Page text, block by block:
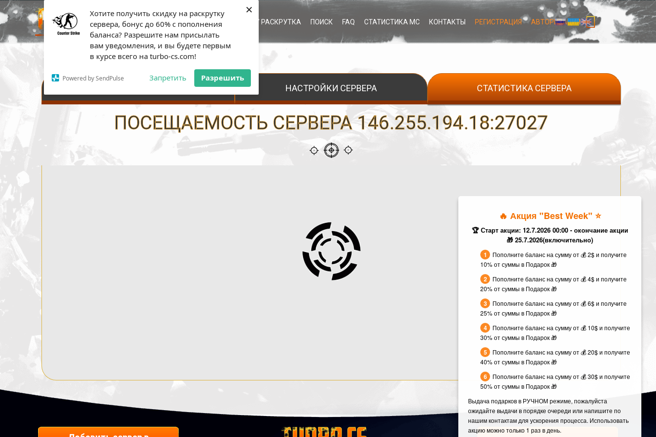
Хотите получить скидку на раскрутку
сервера, бонус до 60% с пополнения
баланса? Разрешите нам присылать
вам уведомления, и вы будете первым
в курсе всего на turbo-cs.com!
Powered by SendPulse Запретить Разрешить
×
ПЛАТНЫЕ УСЛУГИ / РАСКРУТКА ПОИСК FAQ СТАТИСТИКА МС КОНТАКТЫ РЕГИСТРАЦИЯ АВТОРИЗАЦИЯ
НАСТРОЙКИ СЕРВЕРА СТАТИСТИКА СЕРВЕРА
ПОСЕЩАЕМОСТЬ СЕРВЕРА 146.255.194.18:27027
🔥 Акция "Best Week" ⭐️
🏆 Старт акции: 12.7.2026 00:00 - окончание акции
🎁 25.7.2026(включительно)
Пополните баланс на сумму от 💰 2$ и получите
10% от суммы в Подарок 🎁
Пополните баланс на сумму от 💰 4$ и получите
20% от суммы в Подарок 🎁
Пополните баланс на сумму от 💰 6$ и получите
25% от суммы в Подарок 🎁
Пополните баланс на сумму от 💰 10$ и получите
30% от суммы в Подарок 🎁
Пополните баланс на сумму от 💰 20$ и получите
40% от суммы в Подарок 🎁
Пополните баланс на сумму от 💰 30$ и получите
50% от суммы в Подарок 🎁
Выдача подарков в РУЧНОМ режиме, пожалуйста
ожидайте выдачи в порядке очереди или напишите по
нашим контактам для ускорения процесса. Использовать
акцию можно только 1 раз в день.